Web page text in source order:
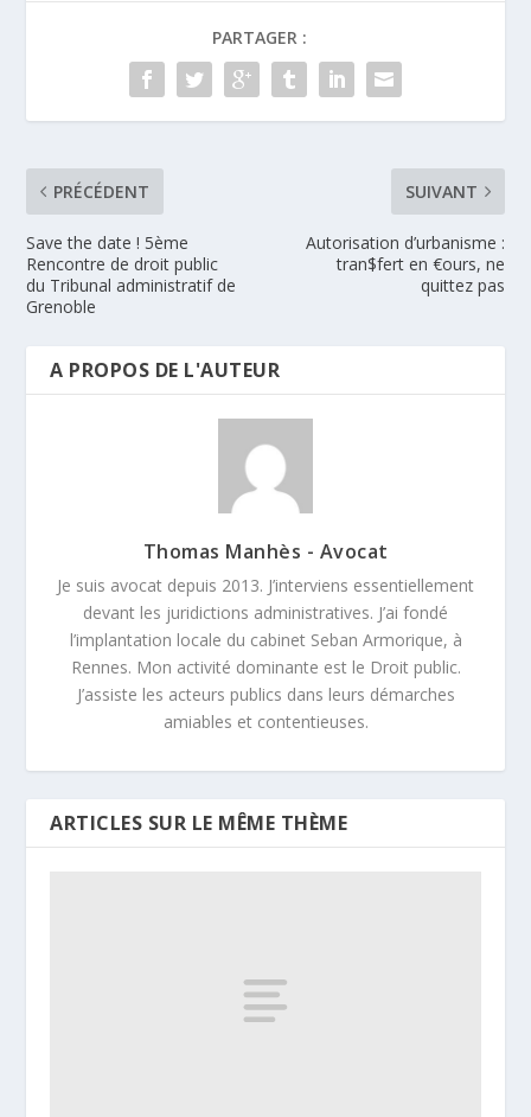
PARTAGER :
PRÉCÉDENT
Save the date ! 5ème
Rencontre de droit public
du Tribunal administratif de
Grenoble
SUIVANT
Autorisation d’urbanisme :
tran$fert en €ours, ne
quittez pas
A PROPOS DE L'AUTEUR
Thomas Manhès - Avocat
Je suis avocat depuis 2013. J’interviens essentiellement
devant les juridictions administratives. J’ai fondé
l’implantation locale du cabinet Seban Armorique, à
Rennes. Mon activité dominante est le Droit public.
J’assiste les acteurs publics dans leurs démarches
amiables et contentieuses.
ARTICLES SUR LE MÊME THÈME